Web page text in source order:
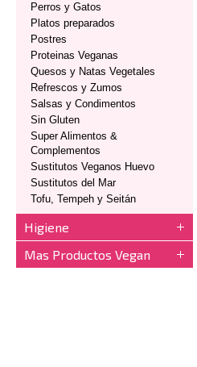
Perros y Gatos
Platos preparados
Postres
Proteinas Veganas
Quesos y Natas Vegetales
Refrescos y Zumos
Salsas y Condimentos
Sin Gluten
Super Alimentos &
Complementos
Sustitutos Veganos Huevo
Sustitutos del Mar
Tofu, Tempeh y Seitán
Higiene
Mas Productos Vegan